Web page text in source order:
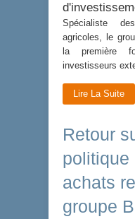
Spécialiste
agricoles, le
la première
investisseurs
Lire La Suite
Retour
politique
achats
groupe